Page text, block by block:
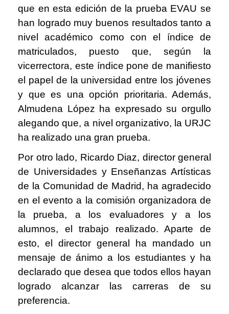
que en esta edición de la prueba EVAU se
han logrado muy buenos resultados tanto a
nivel académico como con el índice de
matriculados, puesto que, según la
vicerrectora, este índice pone de manifiesto
el papel de la universidad entre los jóvenes
y que es una opción prioritaria. Además,
Almudena López ha expresado su orgullo
alegando que, a nivel organizativo, la URJC
ha realizado una gran prueba.
Por otro lado, Ricardo Diaz, director general
de Universidades y Enseñanzas Artísticas
de la Comunidad de Madrid, ha agradecido
en el evento a la comisión organizadora de
la prueba, a los evaluadores y a los
alumnos, el trabajo realizado. Aparte de
esto, el director general ha mandado un
mensaje de ánimo a los estudiantes y ha
declarado que desea que todos ellos hayan
logrado alcanzar las carreras de su
preferencia.